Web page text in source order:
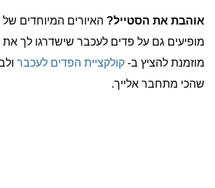
אוהבת את הסטייל?
מופיעים גם על פדים לעכבר שישדרגו לך את
מוזמנת להציץ ב- קולקציית הפדים לעכבר
שהכי מתחבר אלייך.